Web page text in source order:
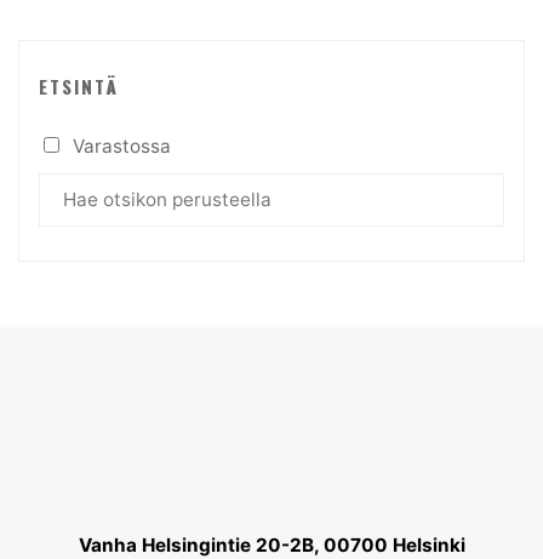
ETSINTÄ
Varastossa
Vanha Helsingintie 20-2B, 00700 Helsinki